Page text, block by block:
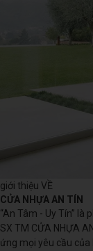
giới thiệu VỀ
CỬA NHỰA AN TÍN
“An Tâm - Uy Tín” là
SX TM CỬA NHỰA
ứng mọi yêu cầu của